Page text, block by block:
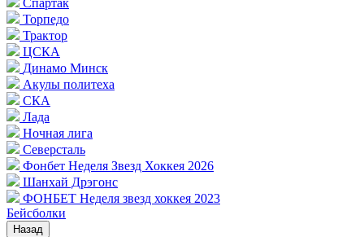
Спартак
Торпедо
Трактор
ЦСКА
Динамо Минск
Акулы политеха
СКА
Лада
Ночная лига
Северсталь
Фонбет Неделя Звезд Хоккея 2026
Шанхай Дрэгонс
ФОНБЕТ Неделя звезд хоккея 2023
Бейсболки
Назад